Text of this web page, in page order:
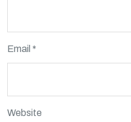
Email *
Website